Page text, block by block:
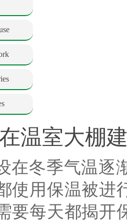
温室大棚
冬季气温逐渐
使用保温被进
要每天都揭开